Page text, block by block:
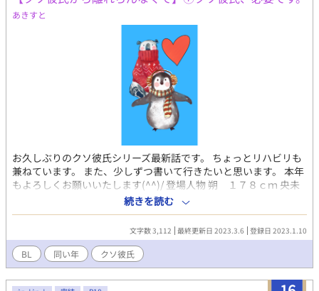
あきすと
お久しぶりのクソ彼氏シリーズ最新話です。 ちょっとリハビリも
兼ねています。 また、少しずつ書いて行きたいと思います。 本年
もよろしくお願いいたします(^^)/ 登場人物 朔 １７８ｃｍ 央未
いわく、クソ彼氏。 自由人で何事も たおやかに受け流してしま
う。 風のような青年。 久しぶりに央未と再会して 心が暴風域。
自分の心には、少しうとい。 とりあえず央未の顔は好き。 央未
１７０ｃｍ 朔に逃げられたせいで すっかり性格が、ねじ曲がり 素
直さを忘れてしまった。 でも時々、強がる事を忘れ 無邪気にな
る。 しらずしらず、彼氏を 束縛しちゃう系。 元は、人当たりがい
い好青年。
続きを読む
文字数 3,112 最終更新日 2023.3.6 登録日 2023.1.10
BL 同い年 クソ彼氏